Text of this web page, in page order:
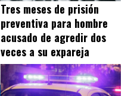
Tres meses de prisión
preventiva para hombre
acusado de agredir dos
veces a su expareja